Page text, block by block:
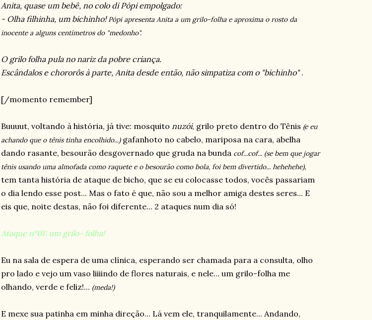
Anita, quase um bebê, no colo di Pópi empolgado:
- Olha filhinha, um bichinho!Pópi apresenta Anita a um grilo-folha e aproxima o rosto da
inocente a alguns centímetros do "medonho".
O grilo folha pula no nariz da pobre criança.
Escândalos e chororôs à parte, Anita desde então, não simpatiza com o "bichinho".
[/momento remember]
Buuuut, voltando à história, já tive: mosquito nuzói, grilo preto dentro do Tênis (e eu
achando que o tênis tinha encolhido...)gafanhoto no cabelo, mariposa na cara, abelha
dando rasante, besourão desgovernado que gruda na bunda cof...cof... (se bem que jogar
tênis usando uma almofada como raquete e o besourão como bola, foi bem divertido... hehehehe),
tem tanta história de ataque de bicho, que se eu colocasse todos, vocês passariam
o dia lendo esse post... Mas o fato é que, não sou a melhor amiga destes seres... E
eis que, noite destas, não foi diferente... 2 ataques num dia só!
Ataque n°01: um grilo- folha!
Eu na sala de espera de uma clínica, esperando ser chamada para a consulta, olho
pro lado e vejo um vaso liiiindo de flores naturais, e nele... um grilo-folha me
olhando, verde e feliz!... (meda!)
E mexe sua patinha em minha direção... Lá vem ele, tranquilamente... Andando,